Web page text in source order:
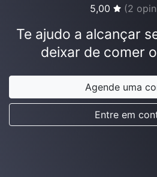
5,00 (2
Te ajudo a alcançar
deixar de comer
Agende uma
Entre em